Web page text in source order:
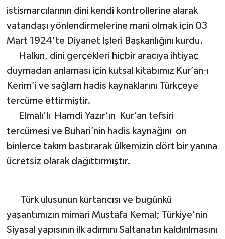
istismarcılarının dini kendi kontrollerine alarak
vatandaşı yönlendirmelerine mani olmak için 03
Mart 1924'te Diyanet İşleri Başkanlığını kurdu.
Halkın, dini gerçekleri hiçbir aracıya ihtiyaç
duymadan anlaması için kutsal kitabımız Kur’an-ı
Kerim’i ve sağlam hadis kaynaklarını Türkçeye
tercüme ettirmiştir.
Elmalı’lı Hamdi Yazır’ın Kur’an tefsiri
tercümesi ve Buhari’nin hadis kaynağını on
binlerce takım bastırarak ülkemizin dört bir yanına
ücretsiz olarak dağıttırmıştır.
Türk ulusunun kurtarıcısı ve bugünkü
yaşantımızın mimari Mustafa Kemal; Türkiye'nin
Siyasal yapısının ilk adımını Saltanatın kaldırılmasını